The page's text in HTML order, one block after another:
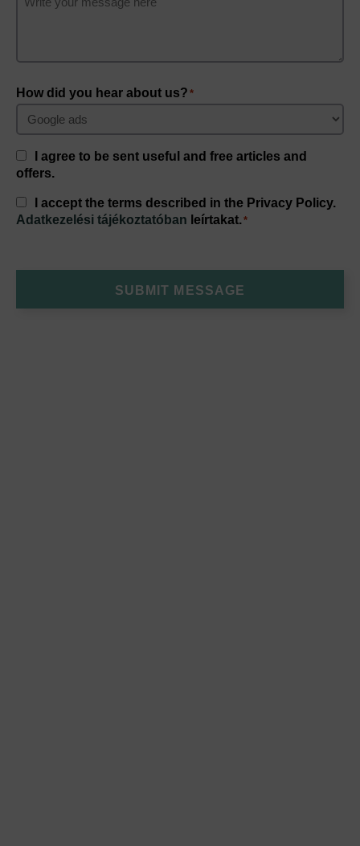
How did you hear about us? *
Consent
I agree to be sent useful and free articles and
offers.
Consent *
I accept the terms described in the Privacy Policy.
Adatkezelési tájékoztatóban leírtakat.*
SUBMIT MESSAGE